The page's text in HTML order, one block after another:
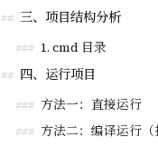
## 三、项目结构分析
### 1. cmd 目录
## 四、运行项目
### 方法一：直接运行
### 方法二：编译运行（